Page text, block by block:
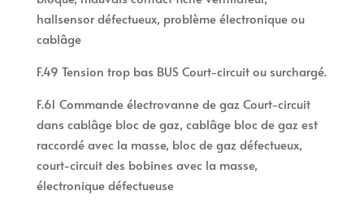
hallsensor défectueux, problème électronique ou
cablâge
F.49 Tension trop bas BUS Court-circuit ou surchargé.
F.61 Commande électrovanne de gaz Court-circuit
dans cablâge bloc de gaz, cablâge bloc de gaz est
raccordé avec la masse, bloc de gaz défectueux,
court-circuit des bobines avec la masse,
électronique défectueuse